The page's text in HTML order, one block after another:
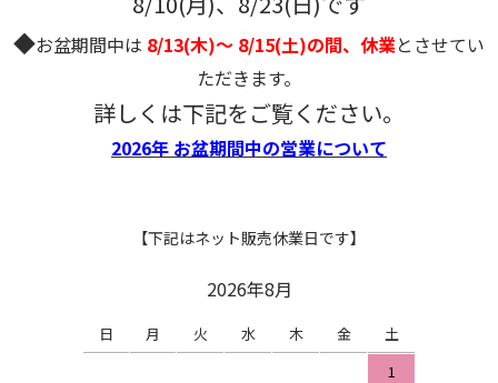
◆お盆期間中は 8/13(木)～ 8/15(土)の間、休業とさせてい
ただきます。
詳しくは下記をご覧ください。
2026年 お盆期間中の営業について
【下記はネット販売休業日です】
2026年8月
日 月 火 水 木 金
土
1